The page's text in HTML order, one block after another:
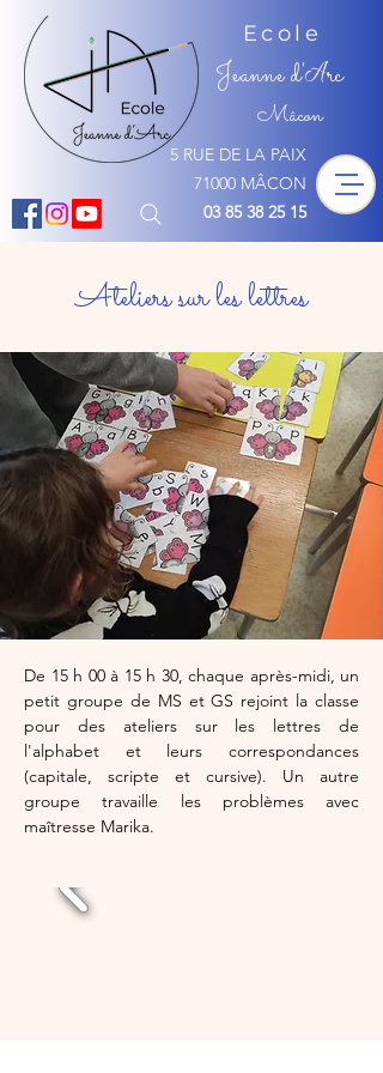
5 RUE DE LA PAIX
71000 MÂCON
03 85 38 25 15
Ecole
Jeanne d'Arc
Mâcon
Ateliers sur les lettres
De 15 h 00 à 15 h 30, chaque après-midi, un
petit groupe de MS et GS rejoint la classe
pour des ateliers sur les lettres de
l'alphabet et leurs correspondances
(capitale, scripte et cursive). Un autre
groupe travaille les problèmes avec
maîtresse Marika.